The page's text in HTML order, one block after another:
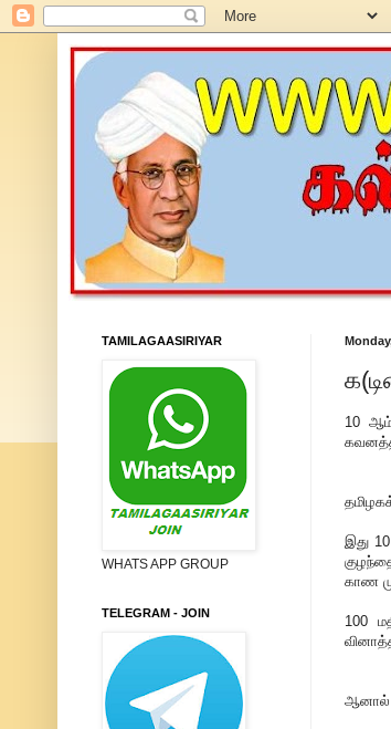
10 ஆம்
இது
காண
100
ஆனால்
TAMILAGAASIRIYAR
WHATS APP GROUP
TELEGRAM - JOIN